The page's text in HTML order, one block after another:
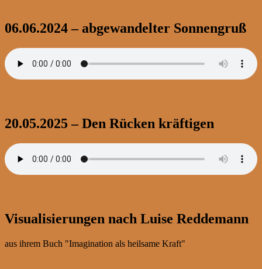
06.06.2024 – abgewandelter Sonnengruß
20.05.2025 – Den Rücken kräftigen
Visualisierungen nach Luise Reddemann
aus ihrem Buch "Imagination als heilsame Kraft"